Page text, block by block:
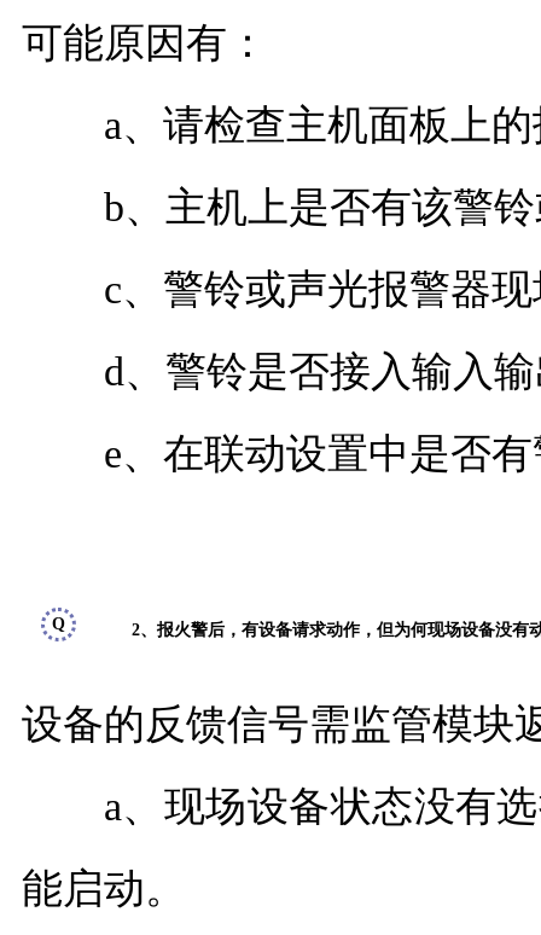
可能原因有：
a、请检查主机面板上的
b、主机上是否有该警铃
c、警铃或声光报警器现
d、警铃是否接入输入输
e、在联动设置中是否有
Q 2、报火警后，有设备请求动作，但为何现场设备没有
设备的反馈信号需监管模块
a、现场设备状态没有选
能启动。